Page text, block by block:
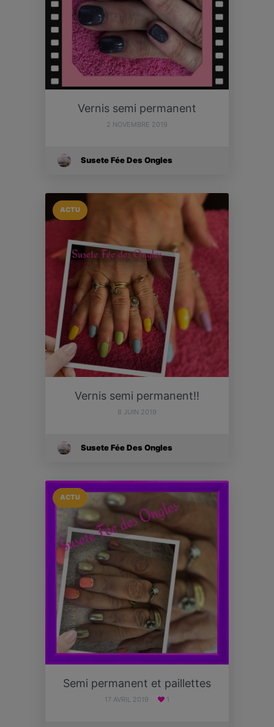
Vernis semi permanent
2 NOVEMBRE 2019
Susete Fée Des Ongles
ACTU
Vernis semi permanent!!
8 JUIN 2019
Susete Fée Des Ongles
ACTU
Semi permanent et paillettes
17 AVRIL 2019 1